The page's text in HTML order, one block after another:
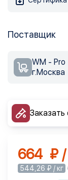
Поставщик
WM - Pro
г.Москва
664 ₽ /
544,26 ₽ / кг